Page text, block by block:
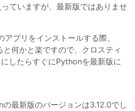
ていますが、最新版ではありませ
プリをインストールする際、
何かと楽ですので、クロスティ
したらすぐにPythonを最新版に
最新版のバージョンは3.12.0でし